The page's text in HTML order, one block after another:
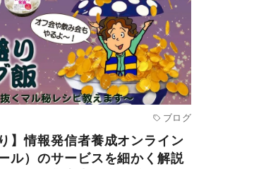
ブログ
】情報発信者養成オンライン
ル）のサービスを細かく解説